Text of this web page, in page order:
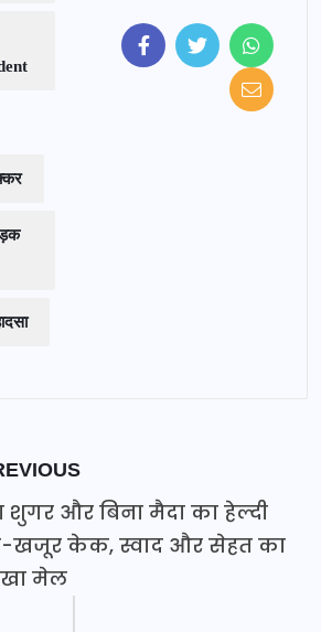
शुगर और बिना मैदा का हेल्दी
खजूर केक, स्वाद और सेहत का
मेल